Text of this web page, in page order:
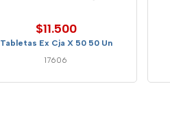
$11.500
Tabletas Ex Cja X 50 50 Un
17606